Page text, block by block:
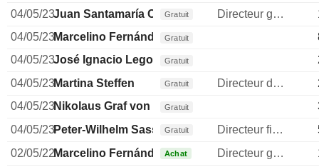
04/05/23Juan Santamaría Cases
Gratuit Directeur general
04/05/23Marcelino Fernández Verdes
Gratuit
04/05/23José Ignacio Legorburo
Gratuit
04/05/23Martina Steffen Gratuit Directeur des ressources humaines
04/05/23Nikolaus Graf von Matuschka
Gratuit
04/05/23Peter-Wilhelm Sassenfeld
Gratuit Directeur financier
02/05/22Marcelino Fernández Verdes
Achat Directeur general